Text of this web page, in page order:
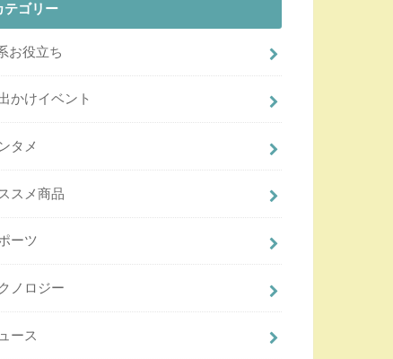
テゴリー
お役立ち
かけイベント
タメ
スメ商品
ーツ
ノロジー
ース